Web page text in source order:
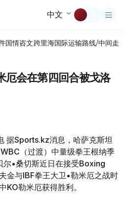
中文
国情咨文跨里海国际运输路线/中间走廊
厄会在第四回合被戈洛
据Sports.kz消息，哈萨克斯坦
（过渡）中量级拳王根纳季
尔•桑切斯近日在接受Boxing
金与IBF拳王大卫•勒米厄之战时
KO勒米厄获得胜利。